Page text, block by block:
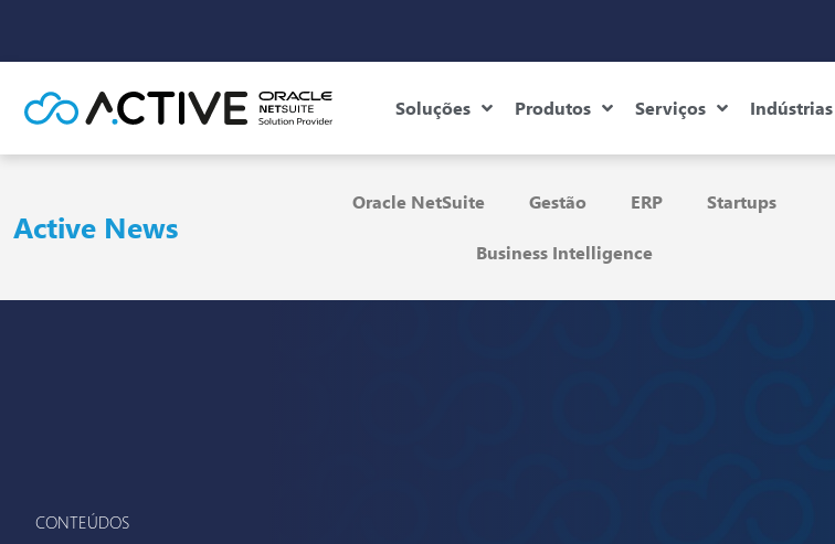
Soluções Produtos Serviços Indústrias
Active News
Oracle NetSuite Gestão ERP Startups
Business Intelligence
CONTEÚDOS